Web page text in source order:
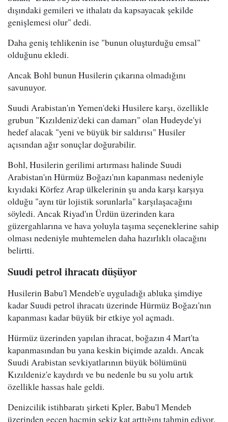
dışındaki gemileri ve ithalatı da kapsayacak şekilde
genişlemesi olur" dedi.
Daha geniş tehlikenin ise "bunun oluşturduğu emsal"
olduğunu ekledi.
Ancak Bohl bunun Husilerin çıkarına olmadığını
savunuyor.
Suudi Arabistan'ın Yemen'deki Husilere karşı, özellikle
grubun "Kızıldeniz'deki can damarı" olan Hudeyde'yi
hedef alacak "yeni ve büyük bir saldırısı" Husiler
açısından ağır sonuçlar doğurabilir.
Bohl, Husilerin gerilimi artırması halinde Suudi
Arabistan'ın Hürmüz Boğazı'nın kapanması nedeniyle
kıyıdaki Körfez Arap ülkelerinin şu anda karşı karşıya
olduğu "aynı tür lojistik sorunlarla" karşılaşacağını
söyledi. Ancak Riyad'ın Ürdün üzerinden kara
güzergahlarına ve hava yoluyla taşıma seçeneklerine sahip
olması nedeniyle muhtemelen daha hazırlıklı olacağını
belirtti.
Suudi petrol ihracatı düşüyor
Husilerin Babu'l Mendeb'e uyguladığı abluka şimdiye
kadar Suudi petrol ihracatı üzerinde Hürmüz Boğazı'nın
kapanması kadar büyük bir etkiye yol açmadı.
Hürmüz üzerinden yapılan ihracat, boğazın 4 Mart'ta
kapanmasından bu yana keskin biçimde azaldı. Ancak
Suudi Arabistan sevkiyatlarının büyük bölümünü
Kızıldeniz'e kaydırdı ve bu nedenle bu su yolu artık
özellikle hassas hale geldi.
Denizcilik istihbaratı şirketi Kpler, Babu'l Mendeb
üzerinden geçen hacmin sekiz kat arttığını tahmin ediyor.